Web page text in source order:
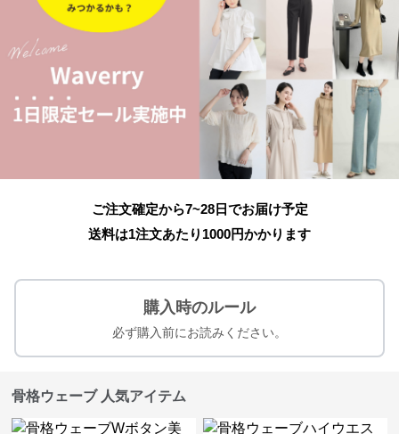
ご注文確定から7~28日でお届け予定
送料は1注文あたり 1000円かかります
購入時のルール
必ず購入前にお読みください。
骨格ウェーブ 人気アイテム